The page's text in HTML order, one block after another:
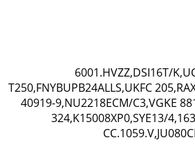
6001.HVZZ,DSI16T/
T250,FNYBUPB24ALLS,UKFC
40919-9,NU2218ECM/C3,VGKE
324,K15008XP0,SYE13/